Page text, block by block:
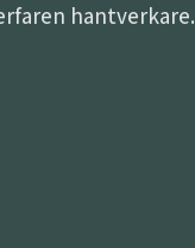
hantverkare.